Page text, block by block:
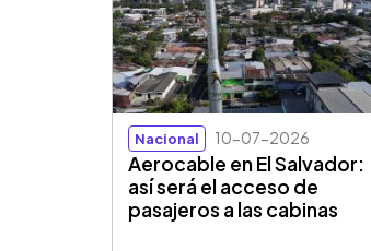
Nacional 10-07-2026
Aerocable en El Salvador:
así será el acceso de
pasajeros a las cabinas